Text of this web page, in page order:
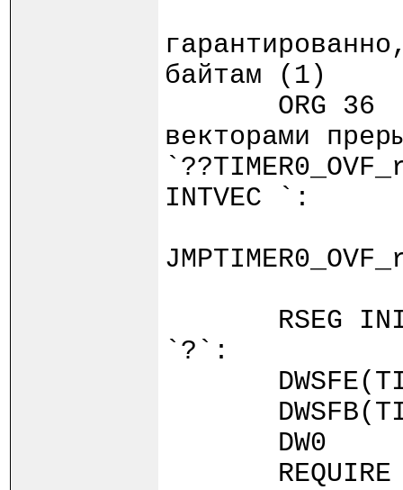
байтам (1)
векторами
INTVEC `:
RSEG
`?`:
DW0
REQUIRE